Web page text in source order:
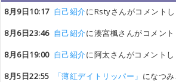
8月9日10:17 自己紹介にRstyさんがコメントし
8月6日23:46 自己紹介に湊宮楓さんがコメント
8月6日19:00 自己紹介に阿太さんがコメントし
8月5日22:55
「薄紅デイトリッパー」 になつ